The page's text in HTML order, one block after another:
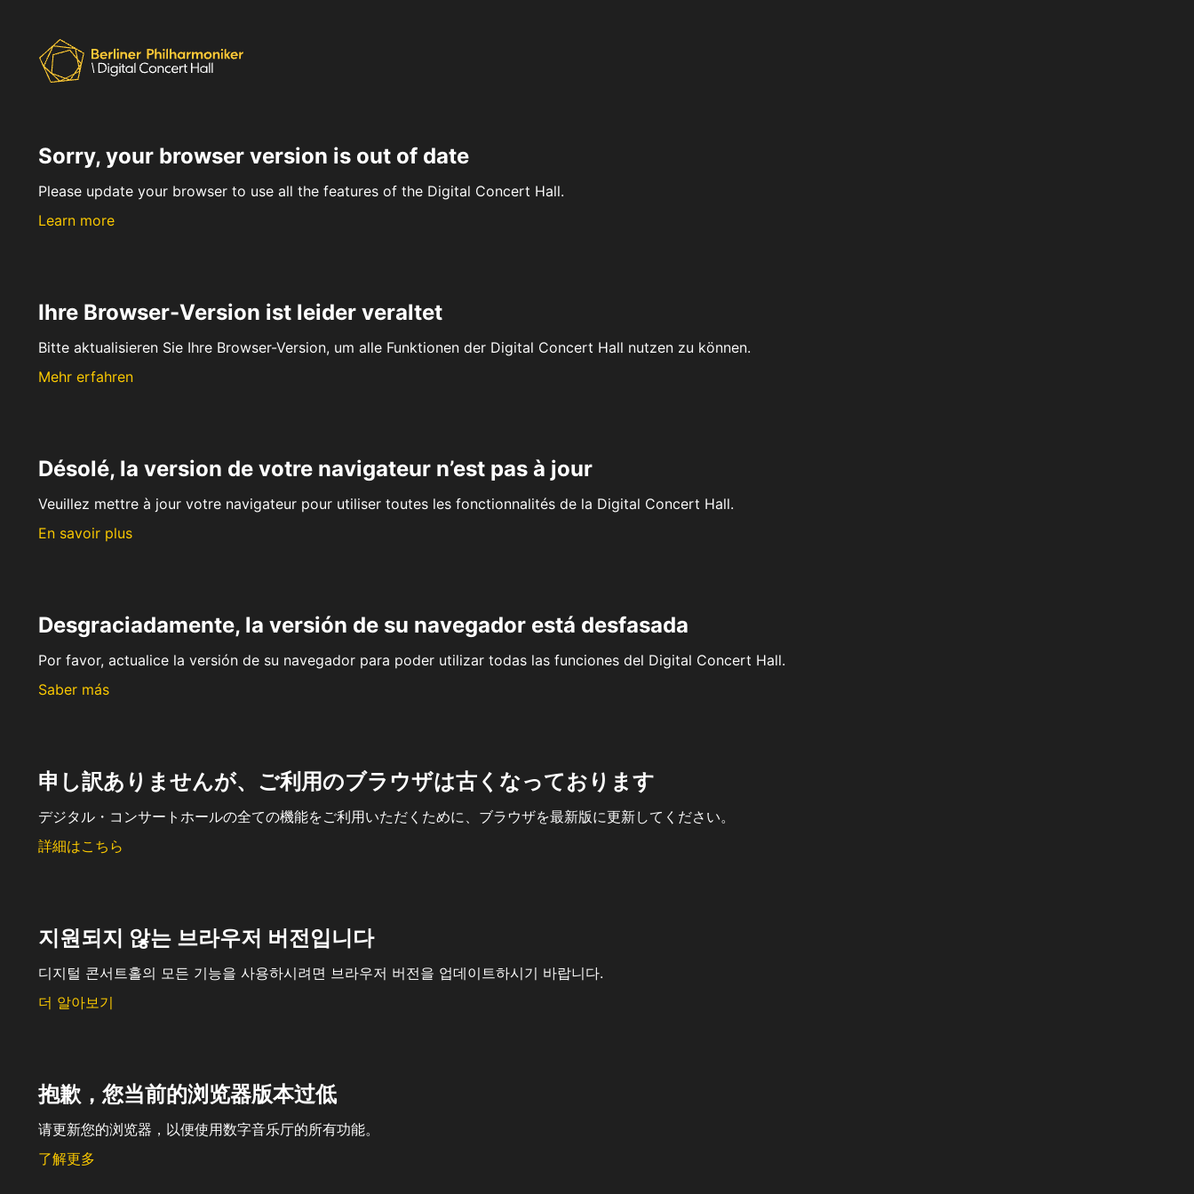
Sorry, your browser version is out of date
Please update your browser to use all the features of the Digital Concert Hall.
Learn more
Ihre Browser-Version ist leider veraltet
Bitte aktualisieren Sie Ihre Browser-Version, um alle Funktionen der Digital Concert Hall nutzen zu können.
Mehr erfahren
Désolé, la version de votre navigateur n’est pas à jour
Veuillez mettre à jour votre navigateur pour utiliser toutes les fonctionnalités de la Digital Concert Hall.
En savoir plus
Desgraciadamente, la versión de su navegador está desfasada
Por favor, actualice la versión de su navegador para poder utilizar todas las funciones del Digital Concert Hall.
Saber más
申し訳ありませんが、ご利用のブラウザは古くなっております
デジタル・コンサートホールの全ての機能をご利用いただくために、ブラウザを最新版に更新してください。
詳細はこちら
지원되지 않는 브라우저 버전입니다
디지털 콘서트홀의 모든 기능을 사용하시려면 브라우저 버전을 업데이트하시기 바랍니다.
더 알아보기
抱歉，您当前的浏览器版本过低
请更新您的浏览器，以便使用数字音乐厅的所有功能。
了解更多